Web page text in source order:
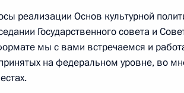
законодателей
реализации Основ культурной
Государственного совета и
мы с вами встречаемся и
на федеральном уровне, во